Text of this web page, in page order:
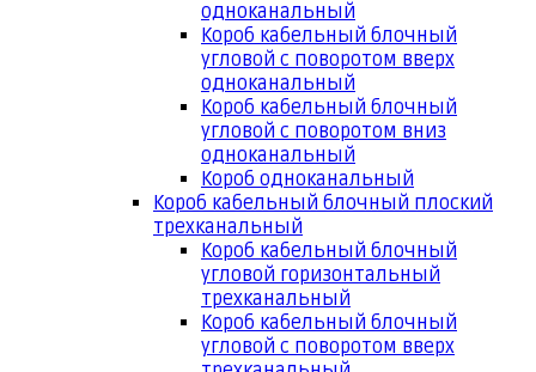
одноканальный
Короб кабельный блочный
угловой с поворотом вверх
одноканальный
Короб кабельный блочный
угловой с поворотом вниз
одноканальный
Короб одноканальный
Короб кабельный блочный плоский
трехканальный
Короб кабельный блочный
угловой горизонтальный
трехканальный
Короб кабельный блочный
угловой с поворотом вверх